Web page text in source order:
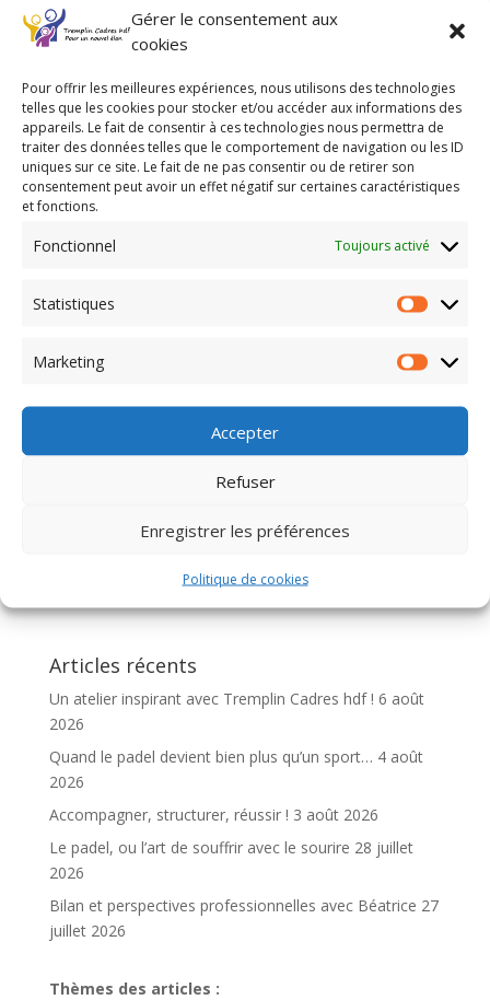
Gérer le consentement aux
cookies
Pour offrir les meilleures expériences, nous utilisons des technologies
telles que les cookies pour stocker et/ou accéder aux informations des
appareils. Le fait de consentir à ces technologies nous permettra de
traiter des données telles que le comportement de navigation ou les ID
uniques sur ce site. Le fait de ne pas consentir ou de retirer son
consentement peut avoir un effet négatif sur certaines caractéristiques
et fonctions.
Fonctionnel Toujours activé
Statistiques
Marketing
Accepter
Refuser
Enregistrer les préférences
Politique de cookies
organisées dans une ambiance chaleureuse et
bienveillante, offrent un
authentiques.
Tisser des liens d’amitié et de confiance, au-delà du
simple réseau professionnel.
Retrouver motivation et confiance en soi, grâce à un
soutien moral constant et des échanges enrichissants.
Ces moments de partage sont essentiels pour
surmonter les défis ensemble et avancer vers de
Un grand merci à tous pour votre présence et votre
Votre participation est la preuve vivante que la force
d’un réseau réside dans la qualité des liens qui le
composent.Continuons à grandir, à nous inspirer
et à avancer, ensemble.
Articles récents
Un atelier inspirant avec Tremplin Cadres hdf ! 6 août
2026
Quand le padel devient bien plus qu’un sport… 4 août
2026
Accompagner, structurer, réussir ! 3 août 2026
Le padel, ou l’art de souffrir avec le sourire 28 juillet
2026
Bilan et perspectives professionnelles avec Béatrice 27
juillet 2026
Thèmes des articles :